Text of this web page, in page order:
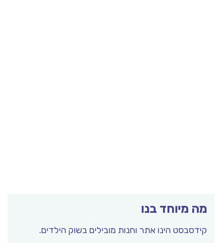
מה מיוחד בנו
קידסבסט הינו אתר וחנות מובילים בשוק הילדים.